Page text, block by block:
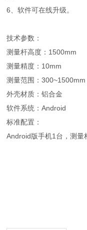
6、软件可在线升级。
技术参数：
测量杆高度：1500mm
测量精度：10mm
测量范围：300~1500mm
外壳材质：铝合金
软件系统：Android
标准配置：
Android版手机1台，测量